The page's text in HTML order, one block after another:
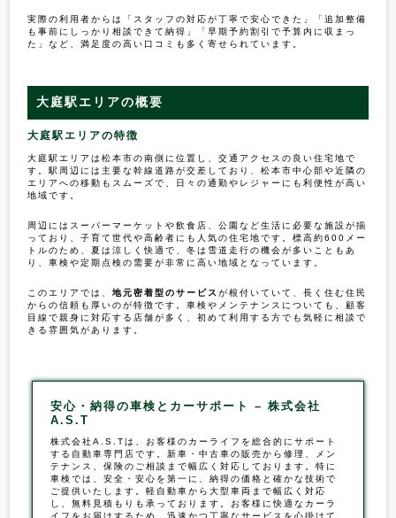
実際の利用者からは「スタッフの対応が丁寧で安心できた」「追加整備
も事前にしっかり相談できて納得」「早期予約割引で予算内に収まっ
た」など、満足度の高い口コミも多く寄せられています。
大庭駅エリアの概要
大庭駅エリアの特徴
大庭駅エリアは松本市の南側に位置し、交通アクセスの良い住宅地で
す。駅周辺には主要な幹線道路が交差しており、松本市中心部や近隣の
エリアへの移動もスムーズで、日々の通勤やレジャーにも利便性が高い
地域です。
周辺にはスーパーマーケットや飲食店、公園など生活に必要な施設が揃
っており、子育て世代や高齢者にも人気の住宅地です。標高約600メー
トルのため、夏は涼しく快適で、冬は雪道走行の機会が多いこともあ
り、車検や定期点検の需要が非常に高い地域となっています。
このエリアでは、地元密着型のサービスが根付いていて、長く住む住民
からの信頼も厚いのが特徴です。車検やメンテナンスについても、顧客
目線で親身に対応する店舗が多く、初めて利用する方でも気軽に相談で
きる雰囲気があります。
安心・納得の車検とカーサポート – 株式会社
A.S.T
株式会社A.S.Tは、お客様のカーライフを総合的にサポート
する自動車専門店です。新車・中古車の販売から修理、メン
テナンス、保険のご相談まで幅広く対応しております。特に
車検では、安全・安心を第一に、納得の価格と確かな技術で
ご提供いたします。軽自動車から大型車両まで幅広く対応
し、無料見積もりも承っております。お客様に快適なカーラ